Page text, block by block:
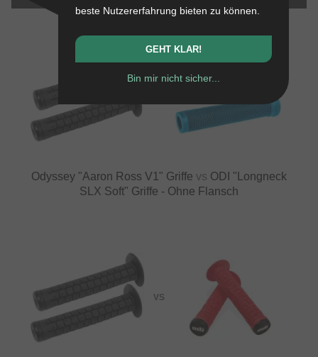
Odyssey "Aaron Ross V1" Griffe vs ODI "Longneck
SLX Soft" Griffe - Ohne Flansch
VS
beste Nutzererfahrung bieten zu können.
GEHT KLAR!
Bin mir nicht sicher...